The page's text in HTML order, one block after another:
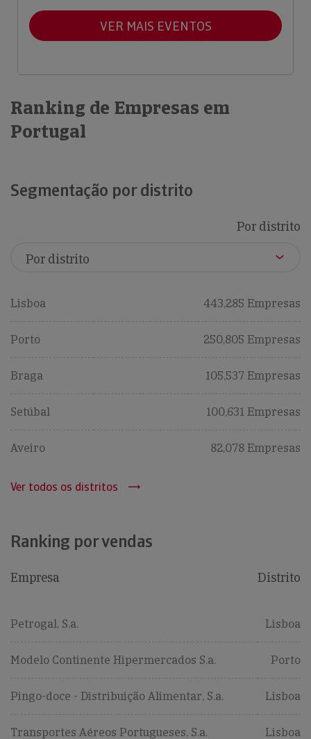
VER MAIS EVENTOS
Ranking de Empresas em
Portugal
Segmentação por distrito
Por distrito
Lisboa 443,285 Empresas
Porto 250,805 Empresas
Braga 105,537 Empresas
Setúbal 100,631 Empresas
Aveiro 82,078 Empresas
Ver todos os distritos
Ranking por vendas
Empresa Distrito
Petrogal, S.a. Lisboa
Modelo Continente Hipermercados S.a. Porto
Pingo-doce - Distribuição Alimentar, S.a. Lisboa
Transportes Aéreos Portugueses, S.a. Lisboa